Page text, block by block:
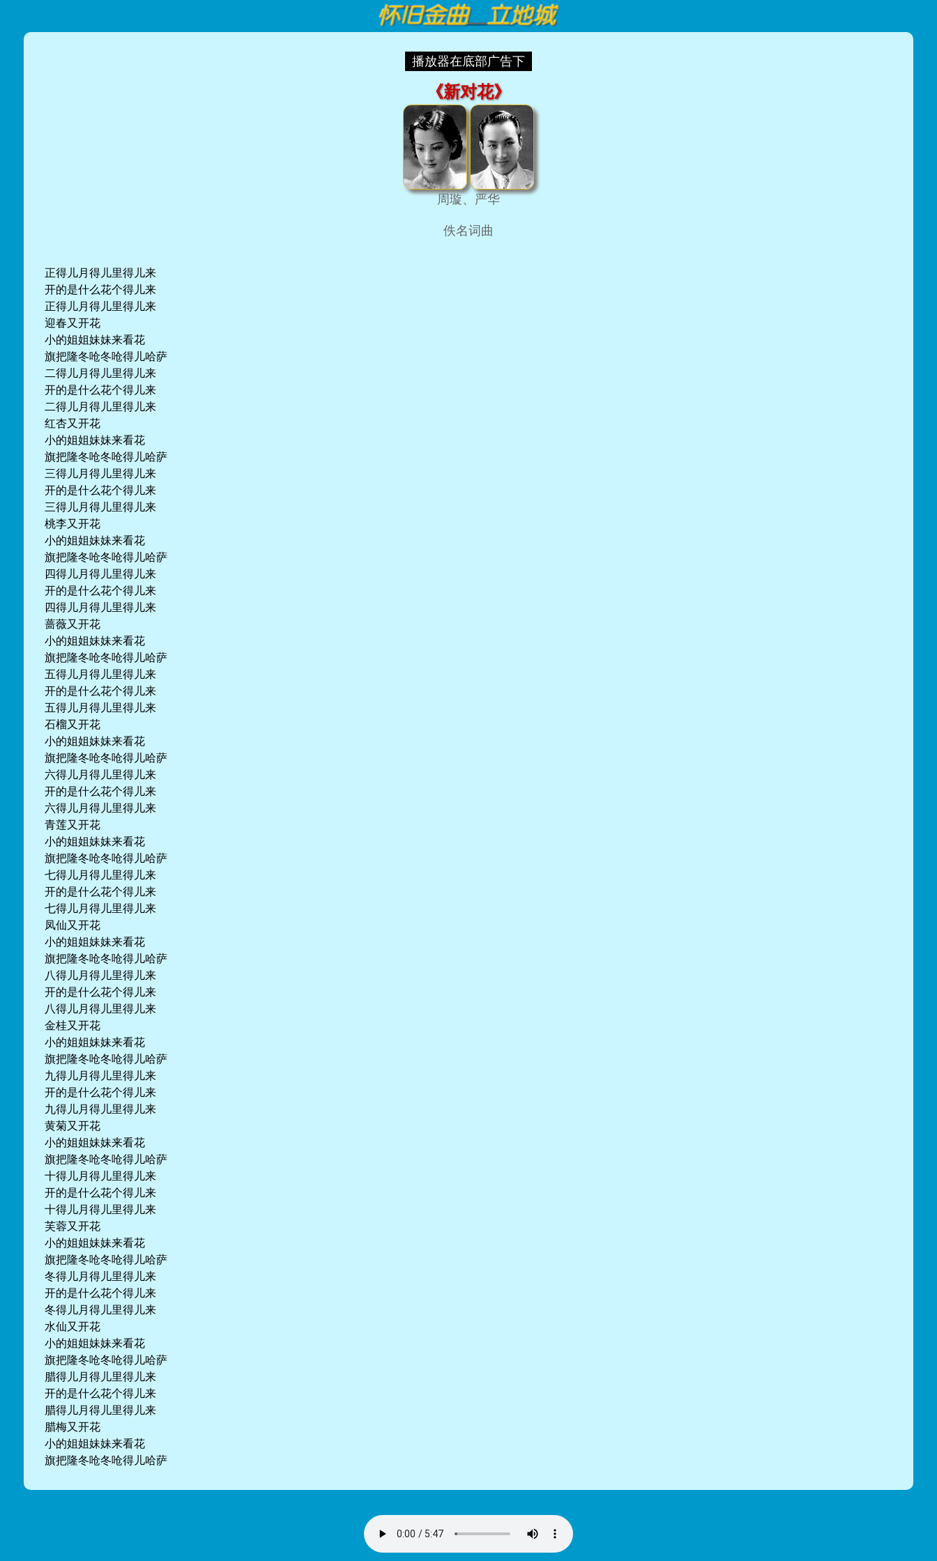
播放器在底部广告下
《新对花》
周璇、严华
佚名词曲
正得儿月得儿里得儿来
开的是什么花个得儿来
正得儿月得儿里得儿来
迎春又开花
小的姐姐妹妹来看花
旗把隆冬呛冬呛得儿哈萨
二得儿月得儿里得儿来
开的是什么花个得儿来
二得儿月得儿里得儿来
红杏又开花
小的姐姐妹妹来看花
旗把隆冬呛冬呛得儿哈萨
三得儿月得儿里得儿来
开的是什么花个得儿来
三得儿月得儿里得儿来
桃李又开花
小的姐姐妹妹来看花
旗把隆冬呛冬呛得儿哈萨
四得儿月得儿里得儿来
开的是什么花个得儿来
四得儿月得儿里得儿来
蔷薇又开花
小的姐姐妹妹来看花
旗把隆冬呛冬呛得儿哈萨
五得儿月得儿里得儿来
开的是什么花个得儿来
五得儿月得儿里得儿来
石榴又开花
小的姐姐妹妹来看花
旗把隆冬呛冬呛得儿哈萨
六得儿月得儿里得儿来
开的是什么花个得儿来
六得儿月得儿里得儿来
青莲又开花
小的姐姐妹妹来看花
旗把隆冬呛冬呛得儿哈萨
七得儿月得儿里得儿来
开的是什么花个得儿来
七得儿月得儿里得儿来
凤仙又开花
小的姐姐妹妹来看花
旗把隆冬呛冬呛得儿哈萨
八得儿月得儿里得儿来
开的是什么花个得儿来
八得儿月得儿里得儿来
金桂又开花
小的姐姐妹妹来看花
旗把隆冬呛冬呛得儿哈萨
九得儿月得儿里得儿来
开的是什么花个得儿来
九得儿月得儿里得儿来
黄菊又开花
小的姐姐妹妹来看花
旗把隆冬呛冬呛得儿哈萨
十得儿月得儿里得儿来
开的是什么花个得儿来
十得儿月得儿里得儿来
芙蓉又开花
小的姐姐妹妹来看花
旗把隆冬呛冬呛得儿哈萨
冬得儿月得儿里得儿来
开的是什么花个得儿来
冬得儿月得儿里得儿来
水仙又开花
小的姐姐妹妹来看花
旗把隆冬呛冬呛得儿哈萨
腊得儿月得儿里得儿来
开的是什么花个得儿来
腊得儿月得儿里得儿来
腊梅又开花
小的姐姐妹妹来看花
旗把隆冬呛冬呛得儿哈萨